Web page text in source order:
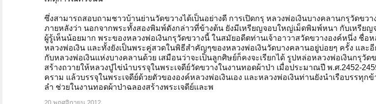
ซึ่งสามารถสอบถามชาวบ้านย่านวัดขวางได้เป็นอย่างดี การเปิดกรุ หลวงพ่อเงินบางคลานกรุวัดข
ภายหลังว่า นอกจากพระทั้งสองพิมพ์ดังกล่าวที่ข้างต้น ยังมีเหรียญจอบใหญ่เม็ดพิมพ์หนา กับเหรีย
ผู้รู้เห็นน้อยมาก พระของหลวงพ่อเงินกรุวัดขวางนี้ ในสมัยอดีตท่านเจ้าอาวาสวัดขวางองค์หนึ่ง ชื่อ
หลวงพ่อเงิน และทั้งยังเป็นพระคู่สวดในพิธีสำคัญๆของหลวงพ่อเงินวัดบางคลานอยู่บ่อยๆ ครั้ง และ
กับหลวงพ่อเงินแห่งบางคลานด้วย เสมือนว่าจะเป็นลูกศิษย์ก็คงจะเรียกได้ รูปหล่อหลวงพ่อเงินกรุวั
สร้างถวายให้หลวงปู่ไข่นำบรรจุในพระเจดีย์วัดขวางในงานทอดผ้าป่า เมื่อประมาณปี พ.ศ.2452-
คราม แล้วบรรจุในพระเจดีย์ด้วยตัวขององค์หลวงพ่อเงินเอง และหลวงพ่อเงินท่านยังนำเรือบรรทุก
ลำ ช่วยในงานทอดผ้าป่าฉลองสร้างพระเจดีย์และพ